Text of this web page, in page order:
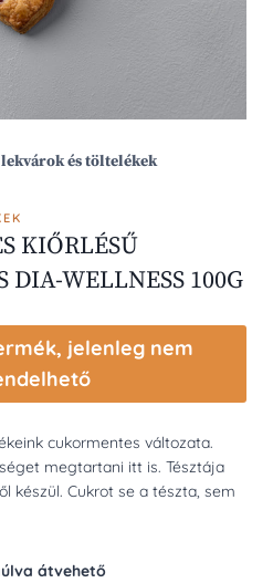
és töltelékek
KIŐRLÉSŰ
DIA-WELLNESS 100G
jelenleg nem
cukormentes változata.
megtartani itt is. Tésztája
készül. Cukrot se a tészta, sem
átvehető